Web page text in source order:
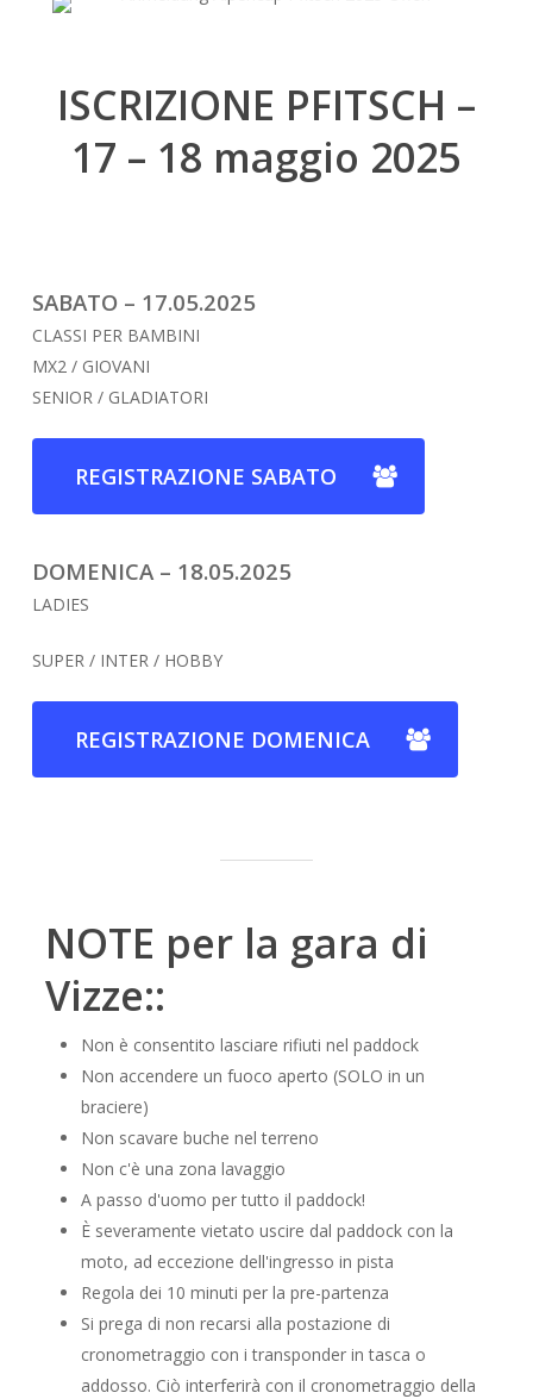
ISCRIZIONE PFITSCH –
17 – 18 maggio 2025
SABATO – 17.05.2025
CLASSI PER BAMBINI
MX2 / GIOVANI
SENIOR / GLADIATORI
REGISTRAZIONE SABATO
DOMENICA – 18.05.2025
LADIES
SUPER / INTER / HOBBY
REGISTRAZIONE DOMENICA
NOTE per la gara di
Vizze::
Non è consentito lasciare rifiuti nel paddock
Non accendere un fuoco aperto (SOLO in un
braciere)
Non scavare buche nel terreno
Non c'è una zona lavaggio
A passo d'uomo per tutto il paddock!
È severamente vietato uscire dal paddock con la
moto, ad eccezione dell'ingresso in pista
Regola dei 10 minuti per la pre-partenza
Si prega di non recarsi alla postazione di
cronometraggio con i transponder in tasca o
addosso. Ciò interferirà con il cronometraggio della